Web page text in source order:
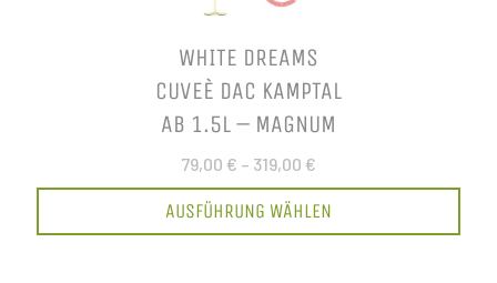
WHITE DREAMS
CUVEÈ DAC KAMPTAL
AB 1.5L – MAGNUM
79,00 € – 319,00 €
AUSFÜHRUNG WÄHLEN